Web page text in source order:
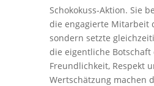
Schokokuss-Aktion. Sie
die engagierte Mitarbeit
sondern setzte
die eigentliche Botschaft
Freundlichkeit, Respekt
Wertschätzung machen